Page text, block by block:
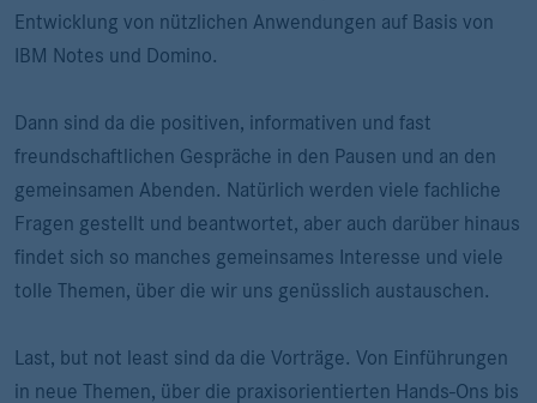
Entwicklung von nützlichen Anwendungen auf Basis von
IBM Notes und Domino.
Dann sind da die positiven, informativen und fast
freundschaftlichen Gespräche in den Pausen und an den
gemeinsamen Abenden. Natürlich werden viele fachliche
Fragen gestellt und beantwortet, aber auch darüber hinaus
findet sich so manches gemeinsames Interesse und viele
tolle Themen, über die wir uns genüsslich austauschen.
Last, but not least sind da die Vorträge. Von Einführungen
in neue Themen, über die praxisorientierten Hands-Ons bis